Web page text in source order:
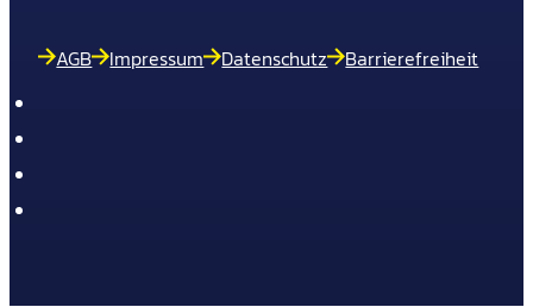
AGB Impressum Datenschutz Barrierefreiheit